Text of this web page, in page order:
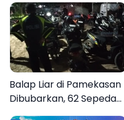
Balap Liar di Pamekasan
Dibubarkan, 62 Sepeda
Motor Diamankan